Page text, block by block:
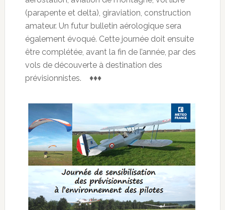
(parapente et delta), giraviation, construction
amateur. Un futur bulletin aérologique sera
également évoqué. Cette journée doit ensuite
être complétée, avant la fin de l’année, par des
vols de découverte à destination des
prévisionnistes. ♦♦♦